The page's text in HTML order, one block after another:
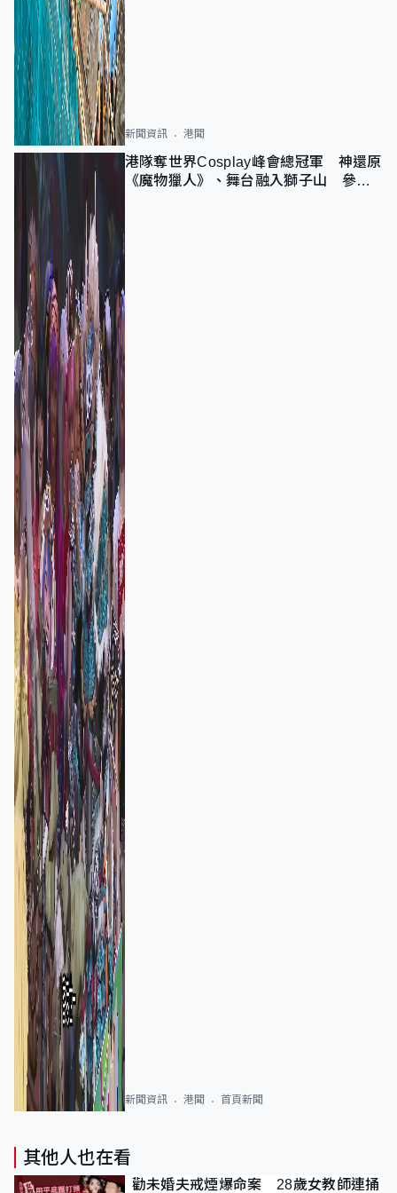
新聞資訊 港聞
港隊奪世界Cosplay峰會總冠軍 神還原
《魔物獵人》、舞台融入獅子山 參賽
新聞資訊 港聞 首頁新聞
其他人也在看
勸未婚夫戒煙爆命案 28歲女教師連捅